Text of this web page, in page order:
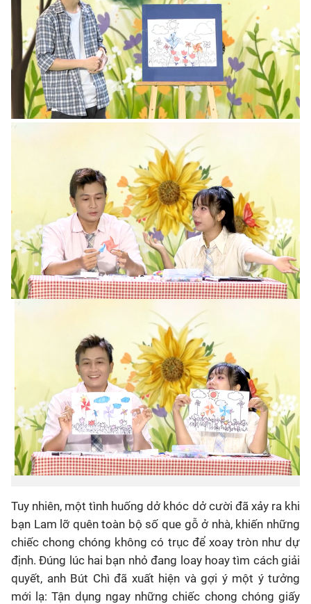
Tuy nhiên, một tình huống dở khóc dở cười đã xảy ra khi
bạn Lam lỡ quên toàn bộ số que gỗ ở nhà, khiến những
chiếc chong chóng không có trục để xoay tròn như dự
định. Đúng lúc hai bạn nhỏ đang loay hoay tìm cách giải
quyết, anh Bút Chì đã xuất hiện và gợi ý một ý tưởng
mới lạ: Tận dụng ngay những chiếc chong chóng giấy